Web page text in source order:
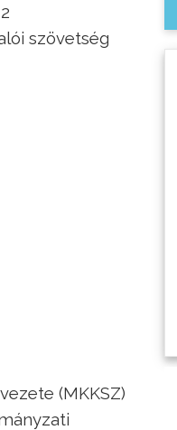
szövetség
(MKKSZ)